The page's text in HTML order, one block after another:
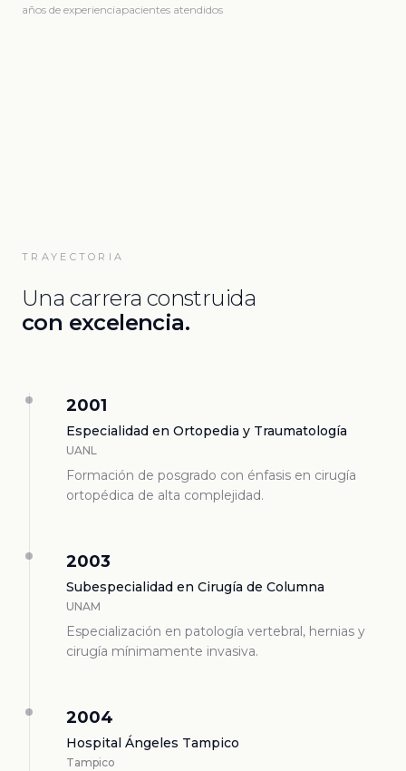
años de experienciapacientes atendidos
TRAYECTORIA
Una carrera construida
con excelencia.
2001
Especialidad en Ortopedia y Traumatología
UANL
Formación de posgrado con énfasis en cirugía
ortopédica de alta complejidad.
2003
Subespecialidad en Cirugía de Columna
UNAM
Especialización en patología vertebral, hernias y
cirugía mínimamente invasiva.
2004
Hospital Ángeles Tampico
Tampico